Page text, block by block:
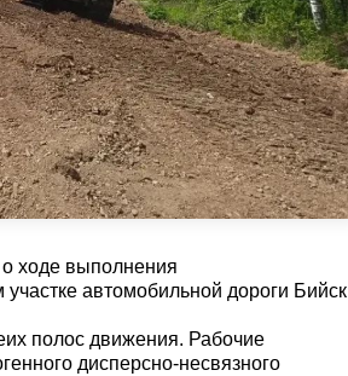
о ходе выполнения
автомобильной дороги Бийск
полос движения. Рабочие
дисперсно-несвязного